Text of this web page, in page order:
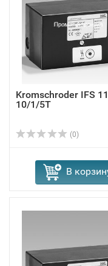
Kromschroder IFS
10/1/5T
(0)
В